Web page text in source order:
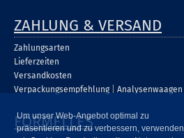
Um unser Web-Angebot optimal zu
präsentieren und zu verbessern, verwenden
ZAHLUNG & VERSAND
Zahlungsarten
Lieferzeiten
Versandkosten
Verpackungsempfehlung
Analysenwaagen
FORMELLES